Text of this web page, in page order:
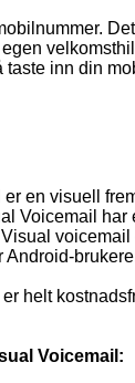
taste inn din
en visuell
Voicemail
Android-
helt
Voicemail: